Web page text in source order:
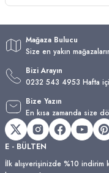
Mağaza Bulucu
Size en yakın
Bizi Arayın
0232 543 4953 Hafta
Bize Yazın
En kısa zamanda size
E - BÜLTEN
İlk alışverişinizde %10 indirim